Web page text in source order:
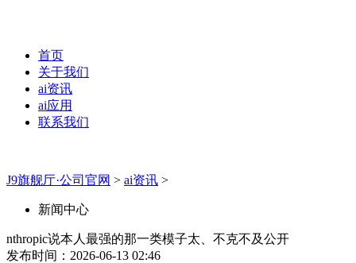
首页
关于我们
ai资讯
ai应用
联系我们
J9旗舰厅·公司官网 > ai资讯 >
新闻中心
nthropic说本人最强的那一类模子太、不克不及公开
发布时间：2026-06-13 02:46